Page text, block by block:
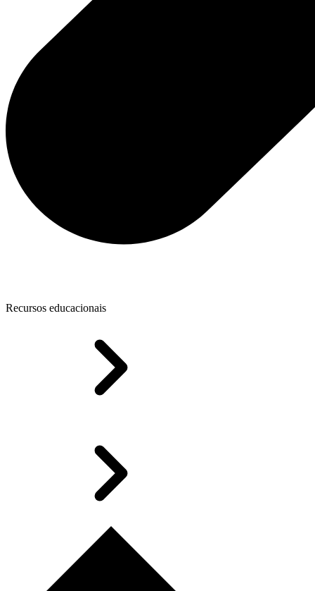
Recursos educacionais